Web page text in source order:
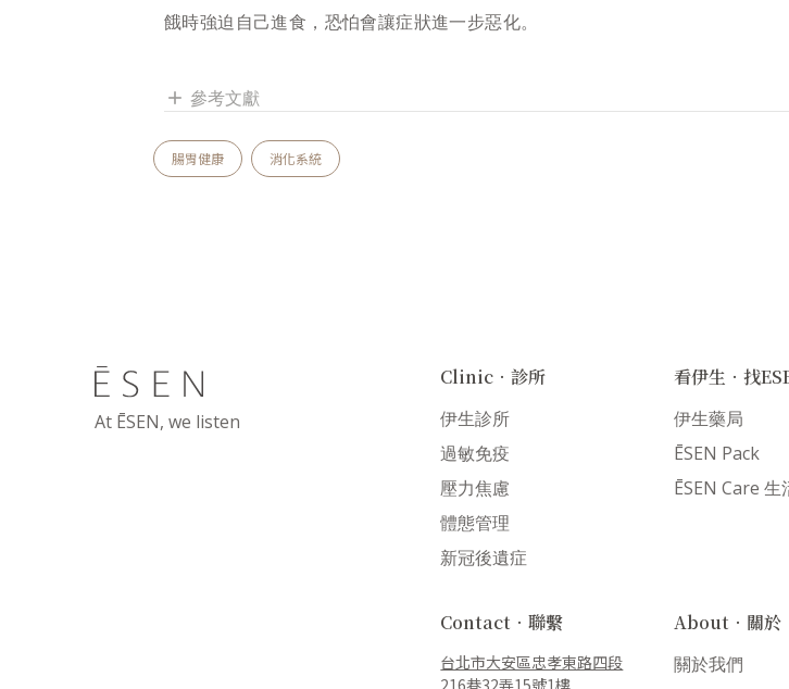
餓時強迫自己進食，恐怕會讓症狀進一步惡化。
add 參考文獻
腸胃健康 消化系統
At ĒSEN, we listen
Clinic．診所
伊生診所
過敏免疫
壓力焦慮
體態管理
新冠後遺症
看伊生．找
伊生藥局
ĒSEN Pack
ĒSEN Care
Contact．聯繫
台北市大安區忠孝東路四段
216巷32弄15號1樓
About．關於
關於我們